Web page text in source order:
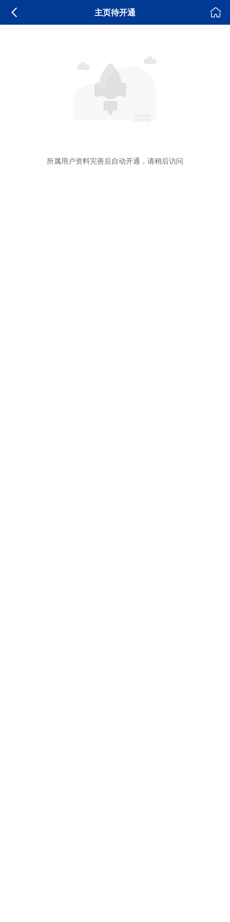
主页待开通
所属用户资料完善后自动开通，请稍后访问